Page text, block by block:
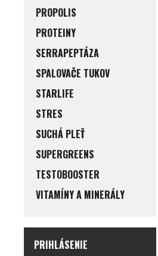
PROPOLIS
PROTEINY
SERRAPEPTÁZA
SPALOVAČE TUKOV
STARLIFE
STRES
SUCHÁ PLEŤ
SUPERGREENS
TESTOBOOSTER
VITAMÍNY A MINERÁLY
PRIHLÁSENIE